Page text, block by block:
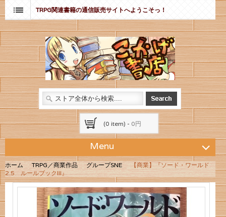
TRPG関連書籍の通信販売サイトへようこそっ！
(0 item) - 0円
Menu
ホーム TRPG／商業作品 グループSNE
【商業】『ソード・ワールド
2.5 ルールブックIII』